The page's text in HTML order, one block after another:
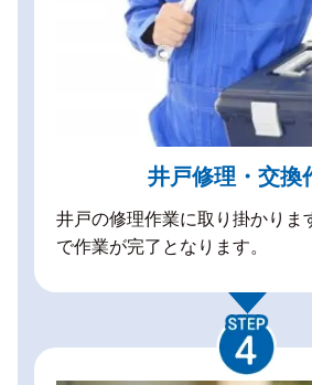
井戸修理・交換
井戸の修理作業に取り掛かりま
で作業が完了となります。